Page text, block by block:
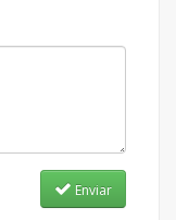
Enviar